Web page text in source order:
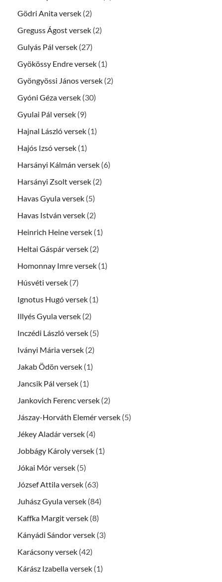
Gödri Anita versek (2)
Greguss Ágost versek (2)
Gulyás Pál versek (27)
Gyökössy Endre versek (1)
Gyöngyössi János versek (2)
Gyóni Géza versek (30)
Gyulai Pál versek (9)
Hajnal László versek (1)
Hajós Izsó versek (1)
Harsányi Kálmán versek (6)
Harsányi Zsolt versek (2)
Havas Gyula versek (5)
Havas István versek (2)
Heinrich Heine versek (1)
Heltai Gáspár versek (2)
Homonnay Imre versek (1)
Húsvéti versek (7)
Ignotus Hugó versek (1)
Illyés Gyula versek (2)
Inczédi László versek (5)
Iványi Mária versek (2)
Jakab Ödön versek (1)
Jancsik Pál versek (1)
Jankovich Ferenc versek (2)
Jászay-Horváth Elemér versek (5)
Jékey Aladár versek (4)
Jobbágy Károly versek (1)
Jókai Mór versek (5)
József Attila versek (63)
Juhász Gyula versek (84)
Kaffka Margit versek (8)
Kányádi Sándor versek (3)
Karácsony versek (42)
Kárász Izabella versek (1)